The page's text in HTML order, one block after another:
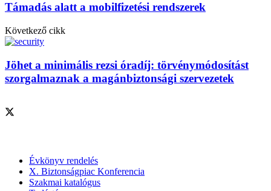
Támadás alatt a mobilfizetési rendszerek
Következő cikk
Jöhet a minimális rezsi óradíj: törvénymódosítást
szorgalmaznak a magánbiztonsági szervezetek
Évkönyv rendelés
X. Biztonságpiac Konferencia
Szakmai katalógus